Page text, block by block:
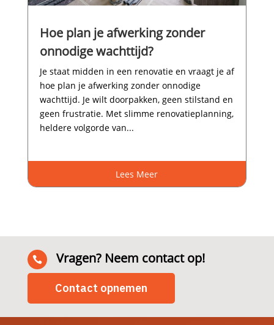
Hoe plan je afwerking zonder
onnodige wachttijd?
Je staat midden in een renovatie en vraagt je af
hoe plan je afwerking zonder onnodige
wachttijd.​ Je wilt doorpakken, geen stilstand en
geen frustratie.​ Met slimme renovatieplanning,
heldere volgorde van...
Lees Meer
 Vragen? Neem contact op!
Contact opnemen